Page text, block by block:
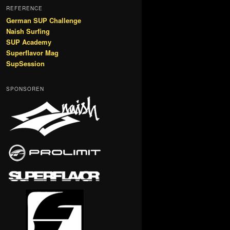
REFERENCE
German SUP Challenge
Naish Surfing
SUP Academy
Superflavor Mag
SupSession
SPONSOREN